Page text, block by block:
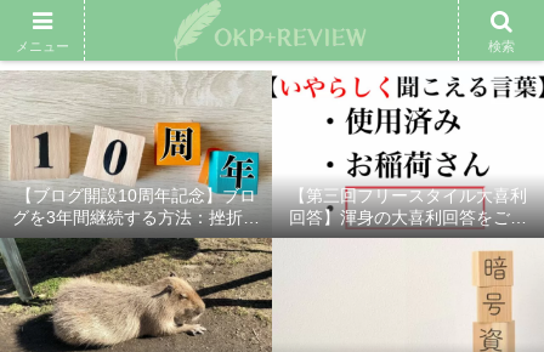
雑記ブログ プロフィール 余興動画 ベスト大喜利 スポ
【ブログ開設10周年記念】ブロ
グを3年間継続する方法：挫折し
ないための7つの秘訣
【第三回フリースタイル大喜利
回答】渾身の大喜利回答をご紹
介！
メニュー 検索